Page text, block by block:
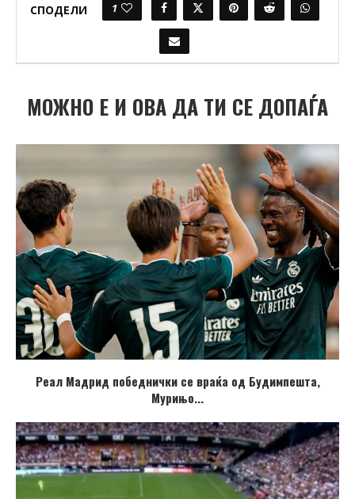
СПОДЕЛИ 1
МОЖНО Е И ОВА ДА ТИ СЕ ДОПАЃА
Реал Мадрид победнички се враќа од Будимпешта,
Мурињо...